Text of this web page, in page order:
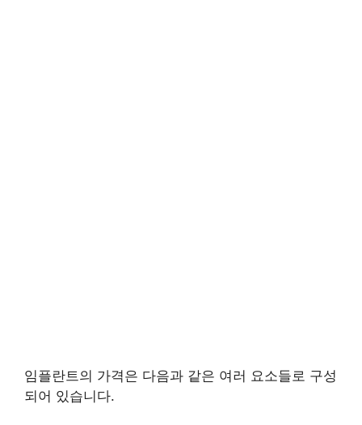
임플란트의 가격은 다음과 같은 여러 요소들로 구성
되어 있습니다.